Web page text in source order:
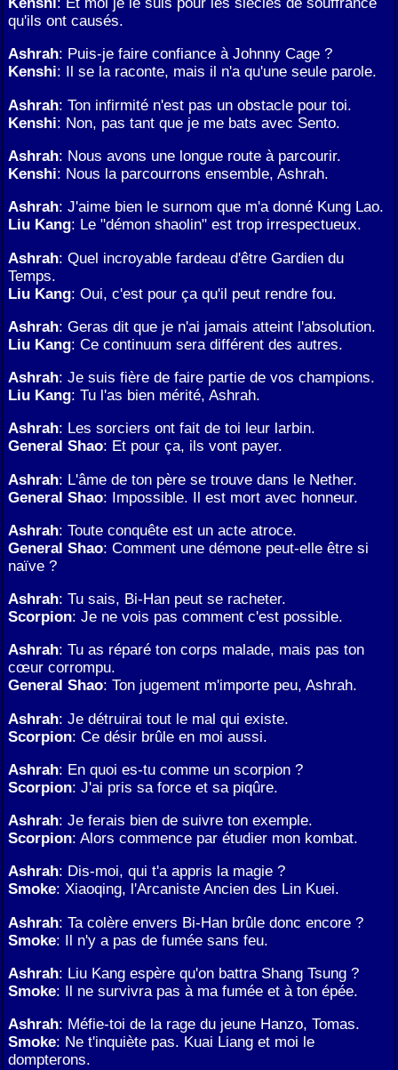
qu'ils ont causés.
Ashrah: Puis-je faire confiance à Johnny Cage ?
Kenshi: Il se la raconte, mais il n'a qu'une seule parole.
Ashrah: Ton infirmité n'est pas un obstacle pour toi.
Kenshi: Non, pas tant que je me bats avec Sento.
Ashrah: Nous avons une longue route à parcourir.
Kenshi: Nous la parcourrons ensemble, Ashrah.
Ashrah: J'aime bien le surnom que m'a donné Kung Lao.
Liu Kang: Le "démon shaolin" est trop irrespectueux.
Ashrah: Quel incroyable fardeau d'être Gardien du
Temps.
Liu Kang: Oui, c'est pour ça qu'il peut rendre fou.
Ashrah: Geras dit que je n'ai jamais atteint l'absolution.
Liu Kang: Ce continuum sera différent des autres.
Ashrah: Je suis fière de faire partie de vos champions.
Liu Kang: Tu l'as bien mérité, Ashrah.
Ashrah: Les sorciers ont fait de toi leur larbin.
General Shao: Et pour ça, ils vont payer.
Ashrah: L'âme de ton père se trouve dans le Nether.
General Shao: Impossible. Il est mort avec honneur.
Ashrah: Toute conquête est un acte atroce.
General Shao: Comment une démone peut-elle être si
naïve ?
Ashrah: Tu sais, Bi-Han peut se racheter.
Scorpion: Je ne vois pas comment c'est possible.
Ashrah: Tu as réparé ton corps malade, mais pas ton
cœur corrompu.
General Shao: Ton jugement m'importe peu, Ashrah.
Ashrah: Je détruirai tout le mal qui existe.
Scorpion: Ce désir brûle en moi aussi.
Ashrah: En quoi es-tu comme un scorpion ?
Scorpion: J'ai pris sa force et sa piqûre.
Ashrah: Je ferais bien de suivre ton exemple.
Scorpion: Alors commence par étudier mon kombat.
Ashrah: Dis-moi, qui t'a appris la magie ?
Smoke: Xiaoqing, l'Arcaniste Ancien des Lin Kuei.
Ashrah: Ta colère envers Bi-Han brûle donc encore ?
Smoke: Il n'y a pas de fumée sans feu.
Ashrah: Liu Kang espère qu'on battra Shang Tsung ?
Smoke: Il ne survivra pas à ma fumée et à ton épée.
Ashrah: Méfie-toi de la rage du jeune Hanzo, Tomas.
Smoke: Ne t'inquiète pas. Kuai Liang et moi le
dompterons.